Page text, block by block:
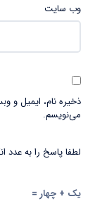
وب‌ سایت
ذخیره نام، ایمیل و
می‌نویسم.
لطفا پاسخ را به عدد
یک + چهار =